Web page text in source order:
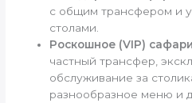
с общим трансфером и
столами.
Роскошное (VIP)
частный трансфер,
обслуживание за
разнообразное меню и